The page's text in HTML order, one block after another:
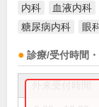
内科 血液内科
糖尿病内科
眼
診療/受付時間